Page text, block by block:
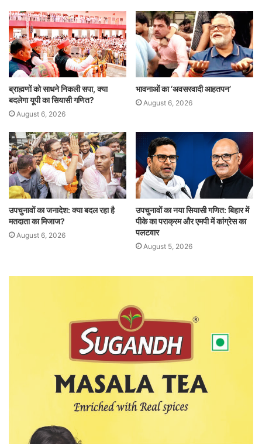
ब्राह्मणों को साधने निकली सपा, क्या
बदलेगा यूपी का सियासी गणित?
August 6, 2026
भावनाओं का ‘अवसरवादी आहतपन’
August 6, 2026
उपचुनावों का जनादेश: क्या बदल रहा है
मतदाता का मिजाज?
August 6, 2026
उपचुनावों का नया सियासी गणित: बिहार में
पीके का पराक्रम और एमपी में कांग्रेस का
पलटवार
August 5, 2026